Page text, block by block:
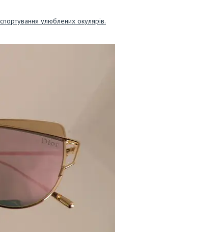
улюблених окулярів.